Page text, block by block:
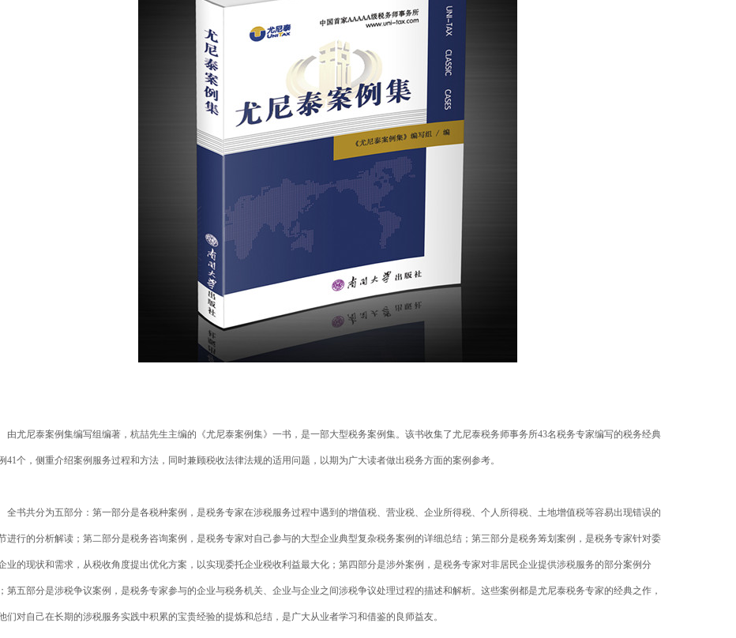
由尤尼泰案例集编写组编著，杭喆先生主编的《尤尼泰案例集》一书，是一部大型税务案例集。该书收集了尤尼泰税务师事务所43名税务专家编写的税务经典
41个，侧重介绍案例服务过程和方法，同时兼顾税收法律法规的适用问题，以期为广大读者做出税务方面的案例参考。
全书共分为五部分：第一部分是各税种案例，是税务专家在涉税服务过程中遇到的增值税、营业税、企业所得税、个人所得税、土地增值税等容易出现错误的
进行的分析解读；第二部分是税务咨询案例，是税务专家对自己参与的大型企业典型复杂税务案例的详细总结；第三部分是税务筹划案例，是税务专家针对委
业的现状和需求，从税收角度提出优化方案，以实现委托企业税收利益最大化；第四部分是涉外案例，是税务专家对非居民企业提供涉税服务的部分案例分
第五部分是涉税争议案例，是税务专家参与的企业与税务机关、企业与企业之间涉税争议处理过程的描述和解析。这些案例都是尤尼泰税务专家的经典之作，
们对自己在长期的涉税服务实践中积累的宝贵经验的提炼和总结，是广大从业者学习和借鉴的良师益友。